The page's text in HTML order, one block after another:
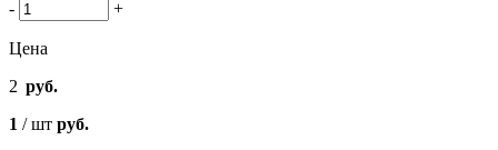
- +
Цена
2 руб.
1 / шт руб.